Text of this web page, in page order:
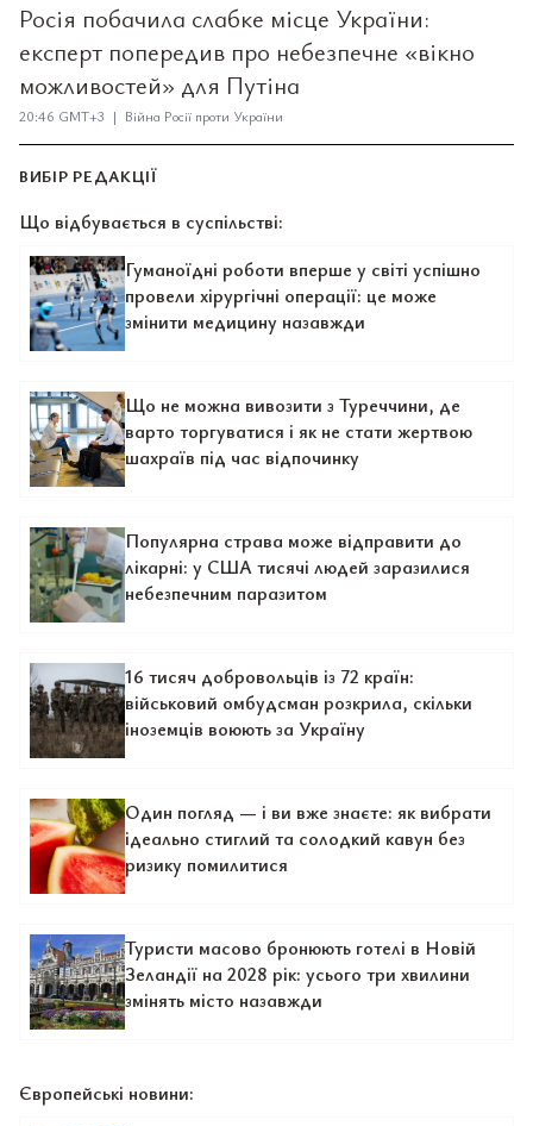
Росія побачила слабке місце України:
експерт попередив про небезпечне «вікно
можливостей» для Путіна
20:46 GMT+3 | Війна Росії проти України
ВИБІР РЕДАКЦІЇ
Що відбувається в суспільстві:
Гуманоїдні роботи вперше у світі успішно
провели хірургічні операції: це може
змінити медицину назавжди
Що не можна вивозити з Туреччини, де
варто торгуватися і як не стати жертвою
шахраїв під час відпочинку
Популярна страва може відправити до
лікарні: у США тисячі людей заразилися
небезпечним паразитом
16 тисяч добровольців із 72 країн:
військовий омбудсман розкрила, скільки
іноземців воюють за Україну
Один погляд — і ви вже знаєте: як вибрати
ідеально стиглий та солодкий кавун без
ризику помилитися
Туристи масово бронюють готелі в Новій
Зеландії на 2028 рік: усього три хвилини
змінять місто назавжди
Європейські новини: